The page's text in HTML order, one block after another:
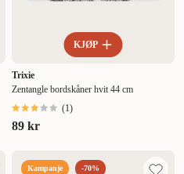
KJØP
Trixie
Zentangle bordskåner hvit 44 cm
(1)
89 kr
Kampanje -70%